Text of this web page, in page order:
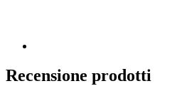
Recensione prodotti